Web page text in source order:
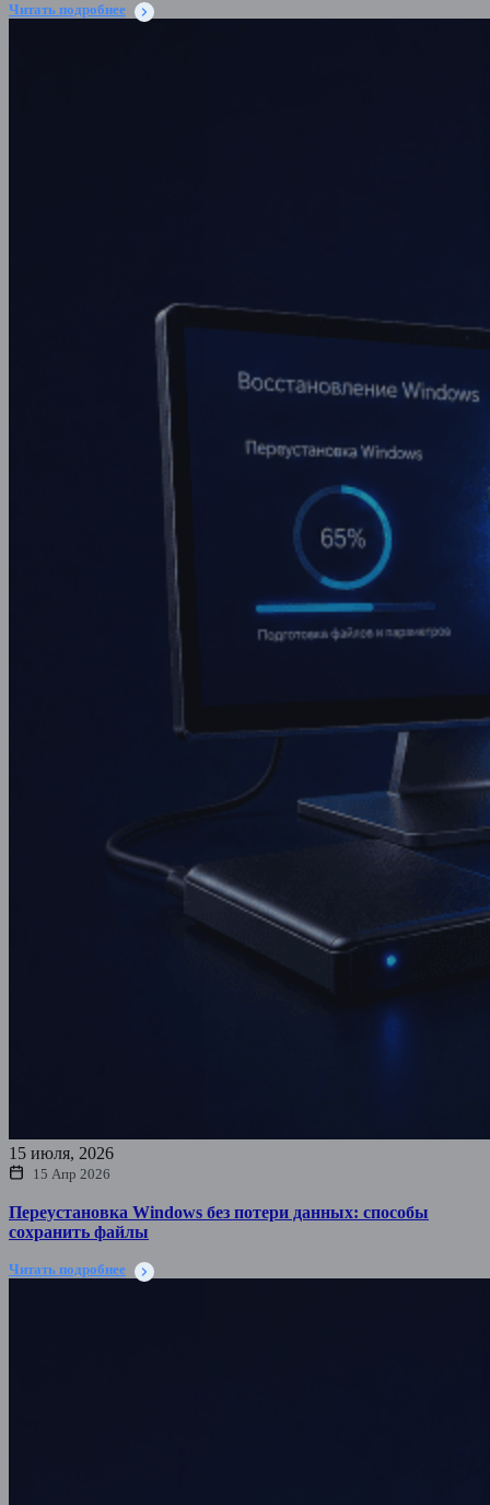
Читать подробнее
15 июля, 2026
15 Апр 2026
Переустановка Windows без потери данных: способы
сохранить файлы
Читать подробнее